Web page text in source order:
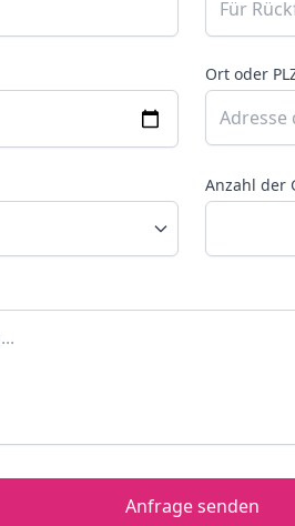
Ort oder
Anzahl der
Anfrage senden